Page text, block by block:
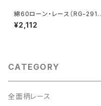
綿60ローン・レース（RG-2913
9）
¥2,112
CATEGORY
全面柄レース